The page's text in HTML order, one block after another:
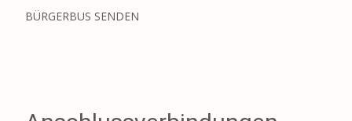
BÜRGERBUS SENDEN